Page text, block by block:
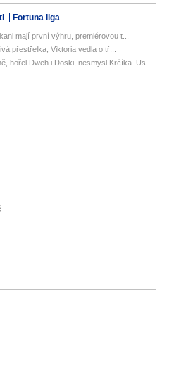
Fortuna liga
mají první výhru, premiérovou t...
přestřelka, Viktoria vedla o tř...
hořel Dweh i Doski, nesmysl Krčíka. Us...